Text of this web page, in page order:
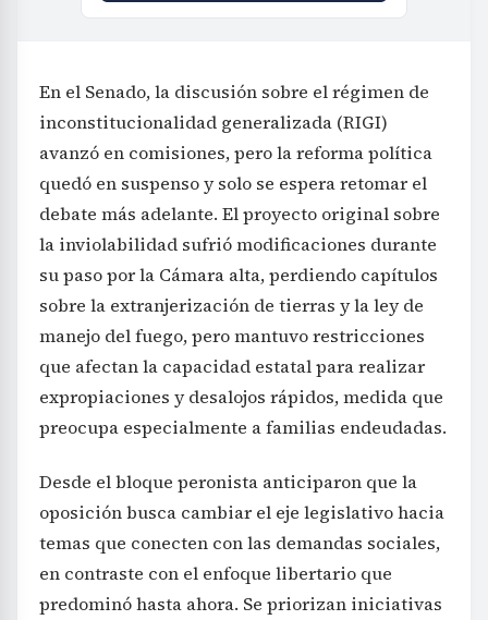
En el Senado, la discusión sobre el régimen de
inconstitucionalidad generalizada (RIGI)
avanzó en comisiones, pero la reforma política
quedó en suspenso y solo se espera retomar el
debate más adelante. El proyecto original sobre
la inviolabilidad sufrió modificaciones durante
su paso por la Cámara alta, perdiendo capítulos
sobre la extranjerización de tierras y la ley de
manejo del fuego, pero mantuvo restricciones
que afectan la capacidad estatal para realizar
expropiaciones y desalojos rápidos, medida que
preocupa especialmente a familias endeudadas.
Desde el bloque peronista anticiparon que la
oposición busca cambiar el eje legislativo hacia
temas que conecten con las demandas sociales,
en contraste con el enfoque libertario que
predominó hasta ahora. Se priorizan iniciativas